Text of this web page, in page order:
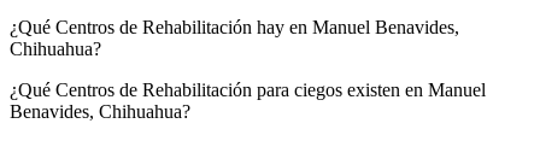
¿Qué Centros de Rehabilitación hay en Manuel Benavides,
Chihuahua?
¿Qué Centros de Rehabilitación para ciegos existen en Manuel
Benavides, Chihuahua?